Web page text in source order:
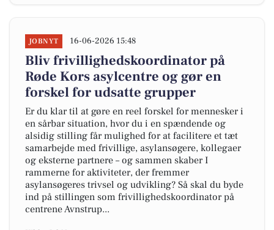
JOBNYT 16-06-2026 15:48
Bliv frivillighedskoordinator på
Røde Kors asylcentre og gør en
forskel for udsatte grupper
Er du klar til at gøre en reel forskel for mennesker i
en sårbar situation, hvor du i en spændende og
alsidig stilling får mulighed for at facilitere et tæt
samarbejde med frivillige, asylansøgere, kollegaer
og eksterne partnere – og sammen skaber I
rammerne for aktiviteter, der fremmer
asylansøgeres trivsel og udvikling? Så skal du byde
ind på stillingen som frivillighedskoordinator på
centrene Avnstrup...